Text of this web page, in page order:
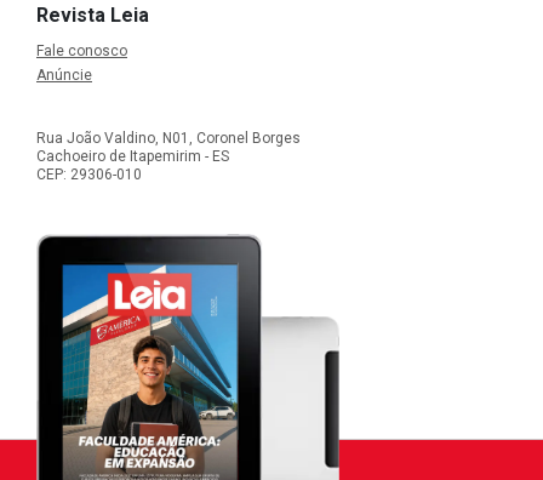
Revista Leia
Fale conosco
Anúncie
Rua João Valdino, N01, Coronel Borges
Cachoeiro de Itapemirim - ES
CEP: 29306-010